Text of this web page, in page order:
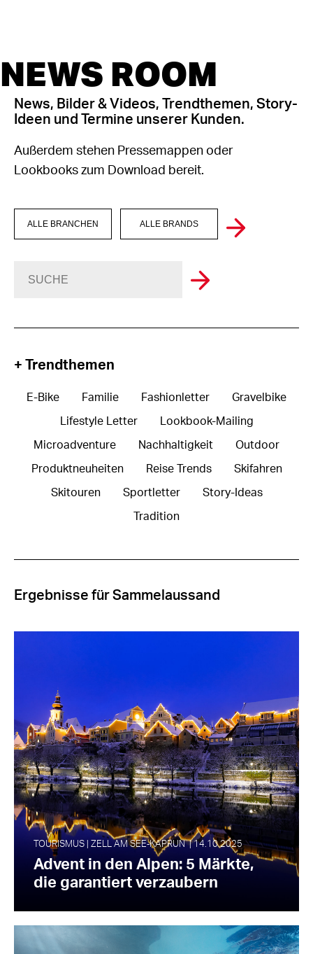
NEWS ROOM
News, Bilder & Videos, Trendthemen, Story-
Ideen und Termine unserer Kunden.
Außerdem stehen Pressemappen oder
Lookbooks zum Download bereit.
ALLE BRANCHEN ALLE BRANDS
+ Trendthemen
E-Bike Familie Fashionletter Gravelbike
Lifestyle Letter Lookbook-Mailing
Microadventure Nachhaltigkeit Outdoor
Produktneuheiten Reise Trends Skifahren
Skitouren Sportletter Story-Ideas
Tradition
Ergebnisse für Sammelaussand
TOURISMUS | ZELL AM SEE‑KAPRUN | 14.10.2025
Advent in den Alpen: 5 Märkte,
die garantiert verzaubern